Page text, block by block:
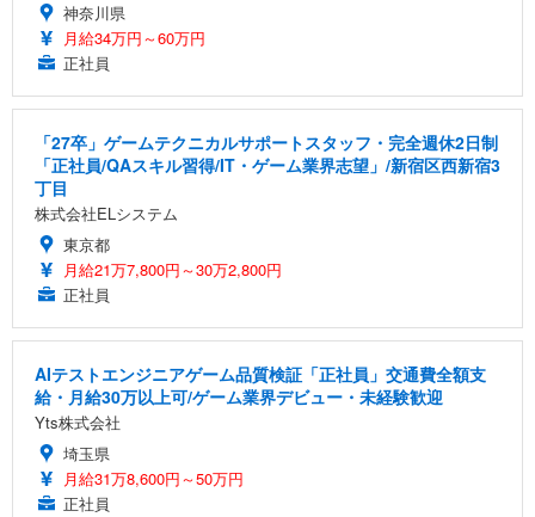
神奈川県
月給34万円～60万円
正社員
「27卒」ゲームテクニカルサポートスタッフ・完全週休2日制
「正社員/QAスキル習得/IT・ゲーム業界志望」/新宿区西新宿3
丁目
株式会社ELシステム
東京都
月給21万7,800円～30万2,800円
正社員
AIテストエンジニアゲーム品質検証「正社員」交通費全額支
給・月給30万以上可/ゲーム業界デビュー・未経験歓迎
Yts株式会社
埼玉県
月給31万8,600円～50万円
正社員